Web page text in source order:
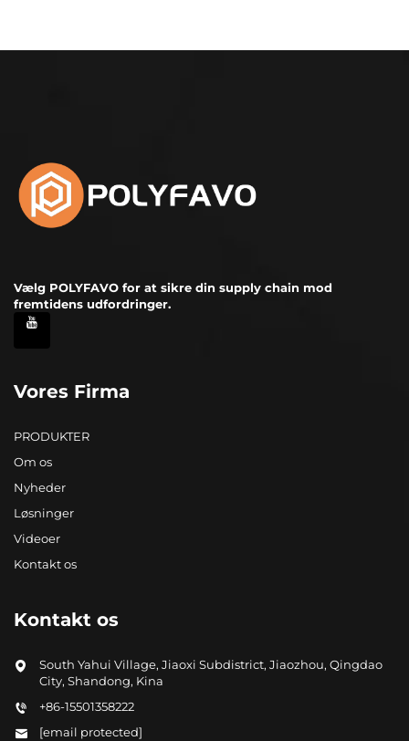
Vælg POLYFAVO for at sikre din supply chain mod
fremtidens udfordringer.
Vores Firma
PRODUKTER
Om os
Nyheder
Løsninger
Videoer
Kontakt os
Kontakt os
South Yahui Village, Jiaoxi Subdistrict, Jiaozhou, Qingdao
City, Shandong, Kina
+86-15501358222
[email protected]